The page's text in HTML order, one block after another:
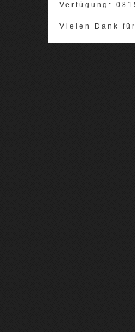
Verfügung:
Vielen Dank